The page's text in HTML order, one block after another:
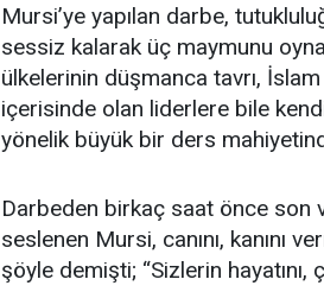
Mursi’ye yapılan darbe,
sessiz kalarak üç maymunu
ülkelerinin düşmanca tavrı,
içerisinde olan liderlere bile
yönelik büyük bir ders
Darbeden birkaç saat önce son
seslenen Mursi, canını, kanını
şöyle demişti; “Sizlerin hayatını,